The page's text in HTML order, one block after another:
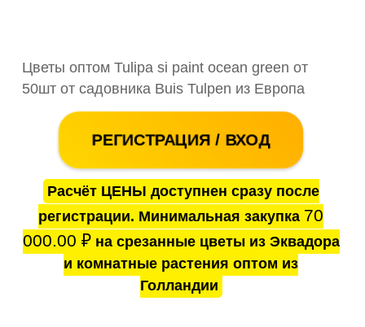
Цветы оптом Tulipa si paint ocean green от
50шт от садовника Buis Tulpen из Европа
РЕГИСТРАЦИЯ / ВХОД
Расчёт ЦЕНЫ доступнен сразу после
регистрации. Минимальная закупка 70
000.00 ₽на срезанные цветы из Эквадора
и комнатные растения оптом из
Голландии